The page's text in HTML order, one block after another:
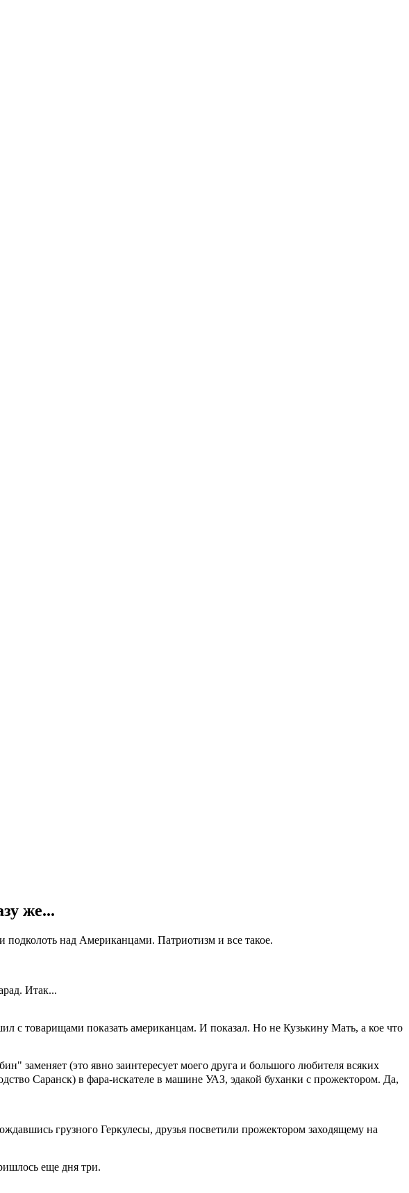
же...
подколоть над Американцами. Патриотизм и все такое.
Итак...
с товарищами показать американцам. И показал. Но не Кузькину Мать, а кое что
заменяет (это явно заинтересует моего друга и большого любителя всяких
Саранск) в фара-искателе в машине УАЗ, эдакой буханки с прожектором. Да,
грузного Геркулесы, друзья посветили прожектором заходящему на
еще дня три.